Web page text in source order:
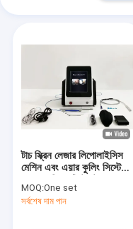
টাচ স্ক্রিন লেজার লিপোলাইসিস
মেশিন এবং এয়ার কুলিং সিস্টেমের
MOQ:One set
সর্বশেষ দাম পান